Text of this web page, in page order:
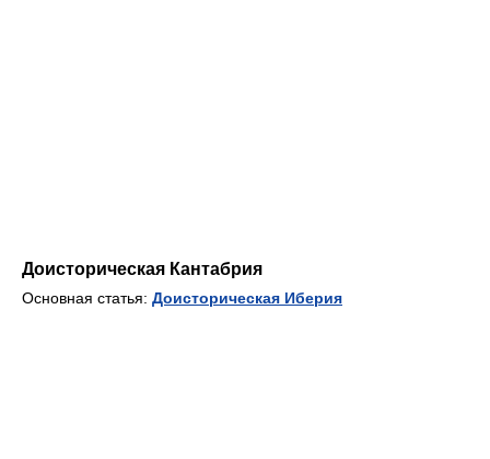
Доисторическая Кантабрия
Основная статья: Доисторическая Иберия